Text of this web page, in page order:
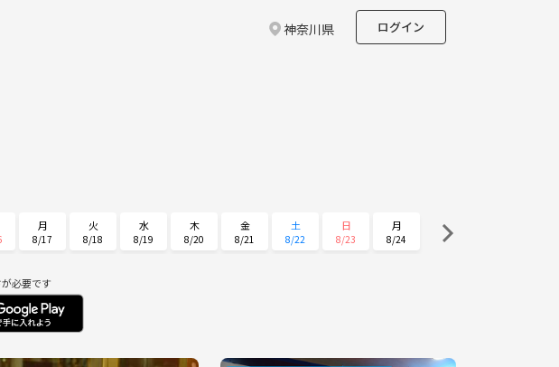
神奈川県 ログイン
月
8/17
火
8/18
水
8/19
木
8/20
金
8/21
土
8/22
日
8/23
月
8/24
9/4
必要です